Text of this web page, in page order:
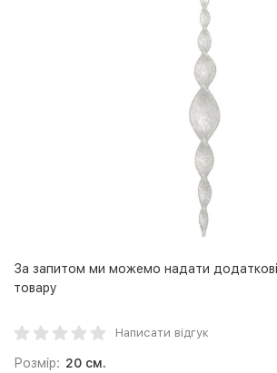
За запитом ми можемо надати
товару
Написати відгук
Розмір: 20 см.